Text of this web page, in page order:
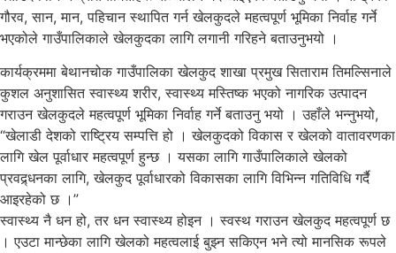
गौरव, सान, मान, पहिचान स्थापित गर्न खेलकुदले महत्वपूर्ण भूमिका निर्वाह गर्ने
भएकोले गाउँपालिकाले खेलकुदका लागि लगानी गरिहने बताउनुभयो ।
कार्यक्रममा बेथानचोक गाउँपालिका खेलकुद शाखा प्रमुख सिताराम तिमल्सिनाले
कुशल अनुशासित स्वास्थ्य शरीर, स्वास्थ्य मस्तिष्क भएको नागरिक उत्पादन
गराउन खेलकुदले महत्वपूर्ण भूमिका निर्वाह गर्ने बताउनु भयो । उहाँले भन्नुभयो,
“खेलाडी देशको राष्ट्रिय सम्पत्ति हो । खेलकुदको विकास र खेलको वातावरणका
लागि खेल पूर्वाधार महत्वपूर्ण हुन्छ । यसका लागि गाउँपालिकाले खेलको
प्रवद्र्धनका लागि, खेलकुद पूर्वाधारको विकासका लागि विभिन्न गतिविधि गर्दै
आइरहेको छ ।”
स्वास्थ्य नै धन हो, तर धन स्वास्थ्य होइन । स्वस्थ गराउन खेलकुद महत्वपूर्ण छ
। एउटा मान्छेका लागि खेलको महत्वलाई बुझ्न सकिएन भने त्यो मानसिक रूपले